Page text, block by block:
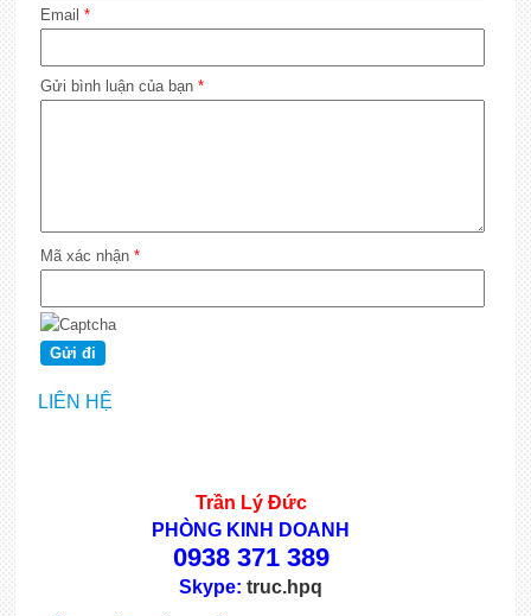
Email *
Gửi bình luận của bạn *
Mã xác nhận *
LIÊN HỆ
Trần Lý Đức
PHÒNG KINH DOANH
0938 371 389
Skype:truc.hpq